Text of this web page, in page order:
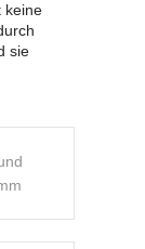
keine
sie